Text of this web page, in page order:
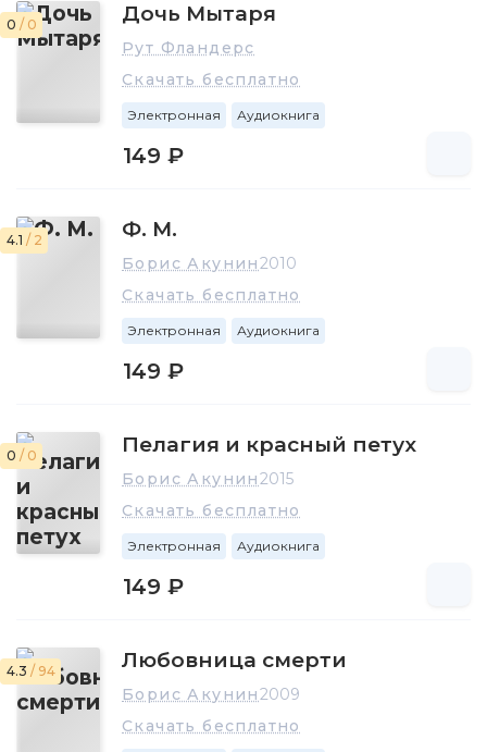
0 / 0 Дочь Мытаря
Рут Фландерс
Скачать бесплатно
Электронная Аудиокнига
149 ₽
4.1 / 2 Ф. М.
Борис Акунин2010
Скачать бесплатно
Электронная Аудиокнига
149 ₽
0 / 0 Пелагия и красный петух
Борис Акунин2015
Скачать бесплатно
Электронная Аудиокнига
149 ₽
4.3 / 94 Любовница смерти
Борис Акунин2009
Скачать бесплатно